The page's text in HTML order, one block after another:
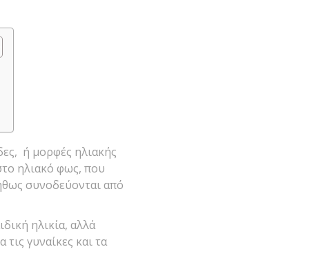
ή μορφές ηλιακής
ηλιακό φως, που
συνοδεύονται από
ηλικία, αλλά
γυναίκες και τα